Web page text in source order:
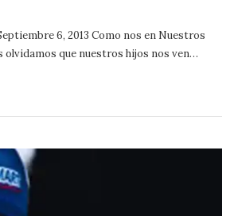
6, 2013 Como nos en Nuestros
olvidamos que nuestros hijos nos ven…